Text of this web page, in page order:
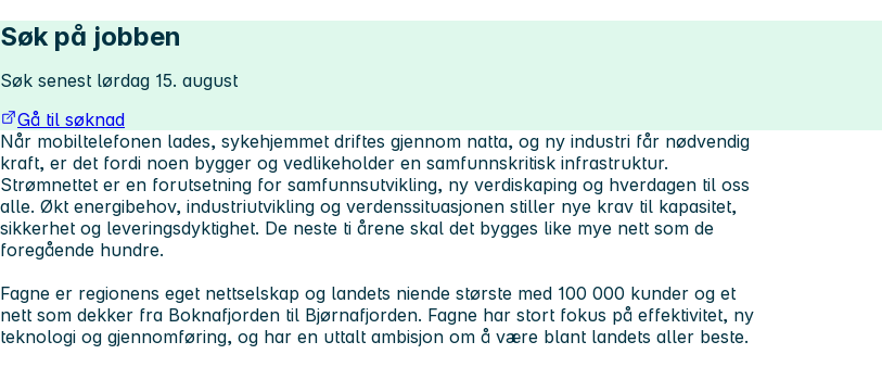
Søk på jobben
Søk senest lørdag 15. august
Gå til søknad
Når mobiltelefonen lades, sykehjemmet driftes gjennom natta, og ny industri får nødvendig
kraft, er det fordi noen bygger og vedlikeholder en samfunnskritisk infrastruktur.
Strømnettet er en forutsetning for samfunnsutvikling, ny verdiskaping og hverdagen til oss
alle. Økt energibehov, industriutvikling og verdenssituasjonen stiller nye krav til kapasitet,
sikkerhet og leveringsdyktighet. De neste ti årene skal det bygges like mye nett som de
foregående hundre.
Fagne er regionens eget nettselskap og landets niende største med 100 000 kunder og et
nett som dekker fra Boknafjorden til Bjørnafjorden. Fagne har stort fokus på effektivitet, ny
teknologi og gjennomføring, og har en uttalt ambisjon om å være blant landets aller beste.